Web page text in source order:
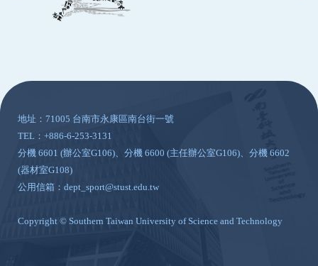
地址：71005 台南市永康區南台街一號
TEL：+886-6-253-3131
分機 6601 (辦公室G106)、分機 6600 (主任辦公室G106)、分機 6602
(器材室G108)
公用信箱：dept_sport@stust.edu.tw
Copyright © Southern Taiwan University of Science and Technology